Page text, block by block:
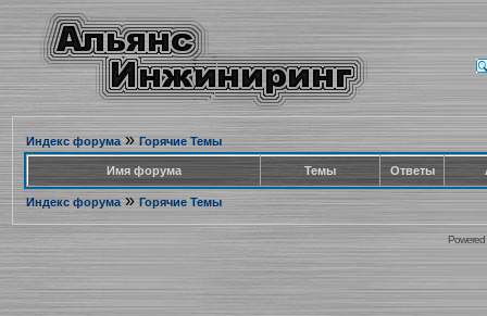
Индекс форума» Горячие Темы
Имя форума Темы Ответы
Индекс форума» Горячие Темы